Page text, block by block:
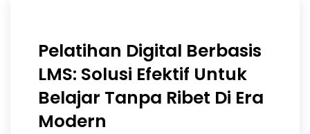
Pelatihan Digital Berbasis
LMS: Solusi Efektif Untuk
Belajar Tanpa Ribet Di Era
Modern